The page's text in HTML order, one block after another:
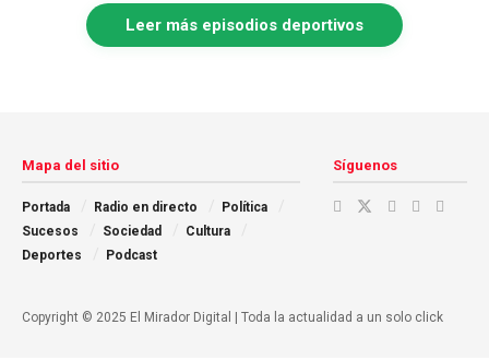
Leer más episodios deportivos
Copyright © 2025 El Mirador Digital | Toda la actualidad a un solo click
Mapa del sitio
Portada Radio en directo
Política
Sucesos
Sociedad
Cultura
Deportes
Podcast
Síguenos